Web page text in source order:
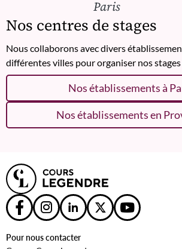
Paris
Nos centres de stages
Nous collaborons avec divers
différentes villes pour organiser nos
Nos établissements à
Nos établissements en
Pour nous contacter